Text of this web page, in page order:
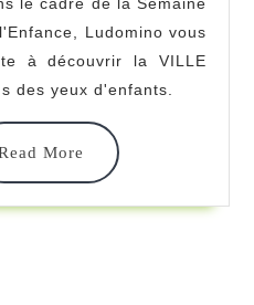
Dans
Ludomino vous
à découvrir la VILLE
des yeux d'enfants.
More
Read
More